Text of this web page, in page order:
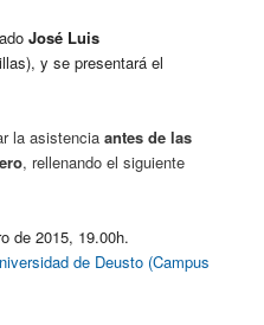
José Luis
y se presentará el
la asistenciaantes de las
, rellenando el siguiente
de 2015, 19.00h.
de Deusto (Campus